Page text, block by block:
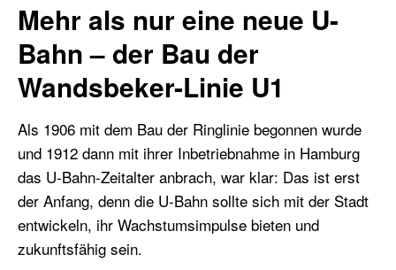
Mehr als nur eine neue U-
Bahn – der Bau der
Wandsbeker-Linie U1
Als 1906 mit dem Bau der Ringlinie begonnen wurde
und 1912 dann mit ihrer Inbetriebnahme in Hamburg
das U-Bahn-Zeitalter anbrach, war klar: Das ist erst
der Anfang, denn die U-Bahn sollte sich mit der Stadt
entwickeln, ihr Wachstumsimpulse bieten und
zukunftsfähig sein.